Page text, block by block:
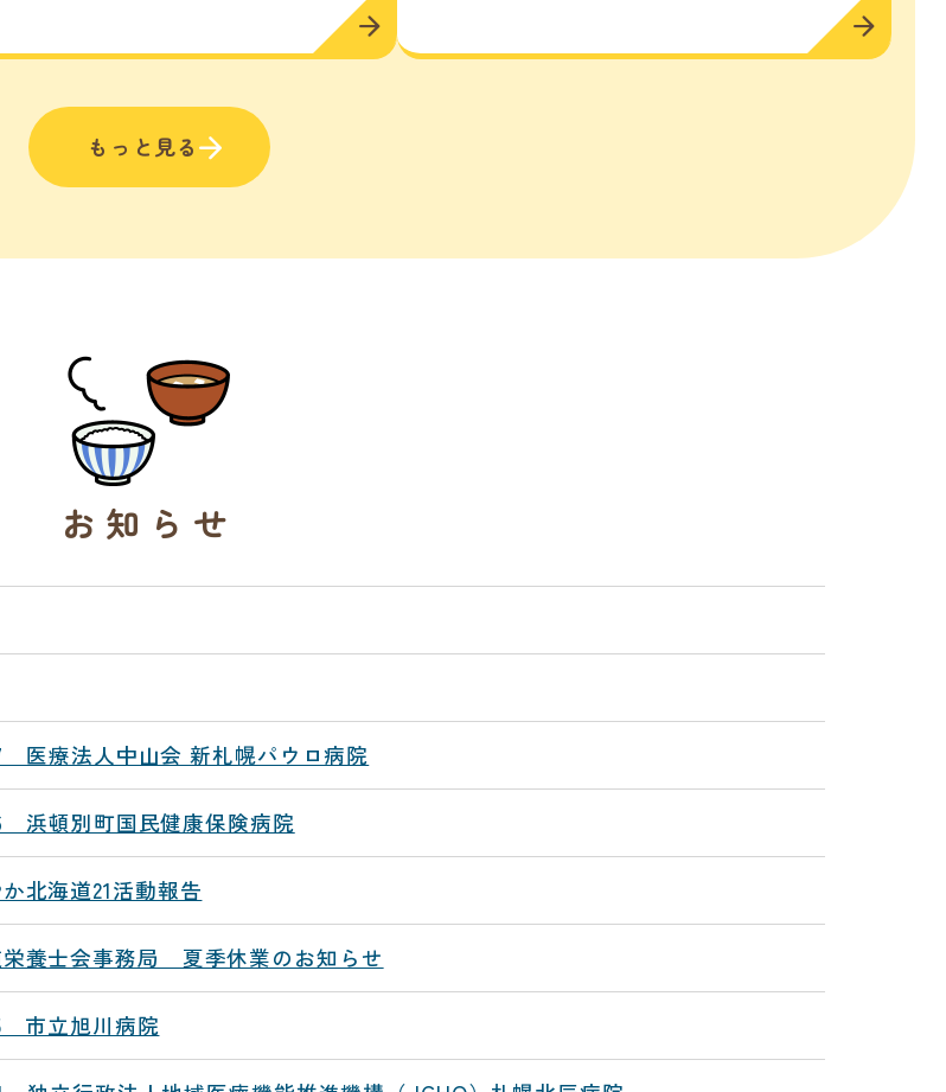
もっと見る
お知らせ
医療法人中山会 新札幌パウロ病院
浜頓別町国民健康保険病院
北海道21活動報告
養士会事務局 夏季休業のお知らせ
市立旭川病院